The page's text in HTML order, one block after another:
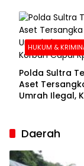
HUKUM &
Polda Sultra
Aset
Umrah Ilegal,
Daerah